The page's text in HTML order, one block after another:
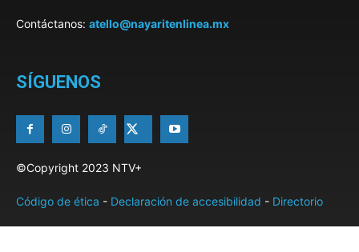
Contáctanos: atello@nayaritenlinea.mx
SÍGUENOS
©Copyright 2023 NTV+
Código de ética - Declaración de accesibilidad - Directorio